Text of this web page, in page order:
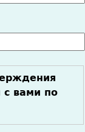
с вами по